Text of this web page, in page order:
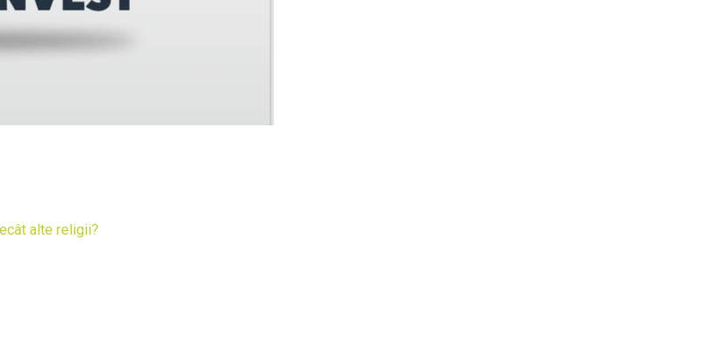
alte religii?